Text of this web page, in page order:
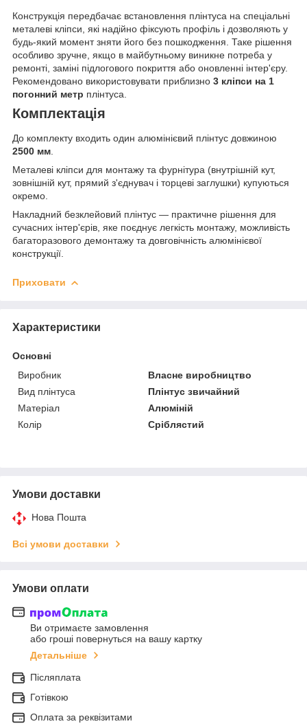
Конструкція передбачає встановлення плінтуса на спеціальні
металеві кліпси, які надійно фіксують профіль і дозволяють у
будь-який момент зняти його без пошкодження. Таке рішення
особливо зручне, якщо в майбутньому виникне потреба у
ремонті, заміні підлогового покриття або оновленні інтер'єру.
Рекомендовано використовувати приблизно 3 кліпси на 1
погонний метр плінтуса.
Комплектація
До комплекту входить один алюмінієвий плінтус довжиною
2500 мм
Металеві кліпси для монтажу та фурнітура (внутрішній кут,
зовнішній кут, прямий з'єднувач і торцеві заглушки) купуються
окремо.
Накладний безклейовий плінтус — практичне рішення для
сучасних інтер'єрів, яке поєднує легкість монтажу, можливість
багаторазового демонтажу та довговічність алюмінієвої
конструкції.
Приховати
Характеристики
Основні
Виробник
Власне виробництво
Вид плінтуса
Плінтус звичайний
Матеріал
Алюміній
Колір
Сріблястий
Умови доставки
Нова Пошта
Всі умови доставки
Умови оплати
Ви отримаєте замовлення
або гроші повернуться на вашу картку
Детальніше
Післяплата
Готівкою
Оплата за реквізитами